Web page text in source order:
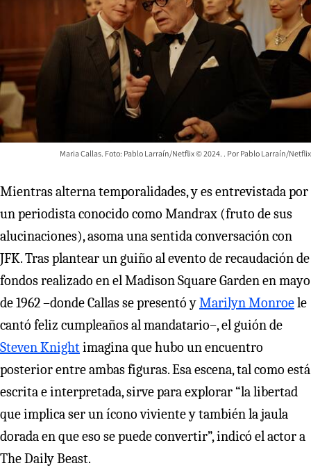
Maria Callas. Foto: Pablo Larraín/Netflix © 2024. Pablo Larraín/Netflix
Mientras alterna temporalidades, y es entrevistada por
un periodista conocido como Mandrax (fruto de sus
alucinaciones), asoma una sentida conversación con
JFK. Tras plantear un guiño al evento de recaudación de
fondos realizado en el Madison Square Garden en mayo
de 1962 –donde Callas se presentó yMarilyn Monroele
cantó feliz cumpleaños al mandatario–, el guión de
Steven Knightimagina que hubo un encuentro
posterior entre ambas figuras. Esa escena, tal como está
escrita e interpretada, sirve para explorar “la libertad
que implica ser un ícono viviente y también la jaula
dorada en que eso se puede convertir”, indicó el actor a
The Daily Beast.